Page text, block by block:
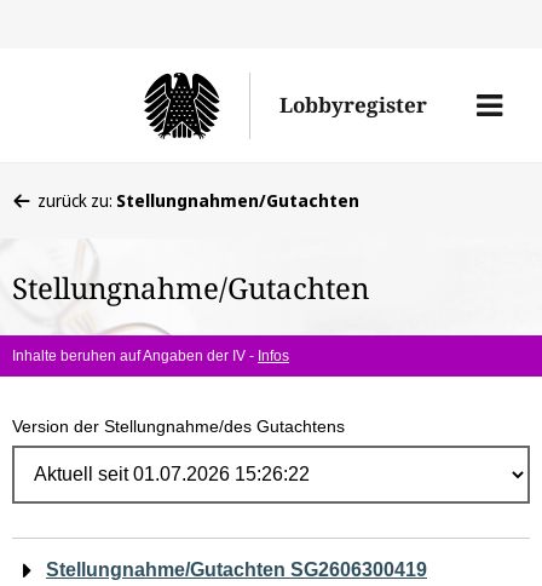
Lobbyregister
Menü
befinden
hier:
zurück zu: Stellungnahmen/Gutachten
Stellungnahme/Gutachten
Inhalte beruhen auf Angaben der IV - Infos
Version der Stellungnahme/des Gutachtens
Navigation
Stellungnahme/Gutachten SG2606300419